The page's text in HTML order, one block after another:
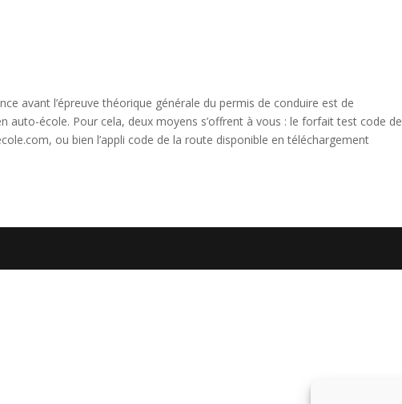
avant l’épreuve théorique générale du permis de conduire est de
auto-école. Pour cela, deux moyens s’offrent à vous : le forfait test code de
ou bien l’appli code de la route disponible en téléchargement